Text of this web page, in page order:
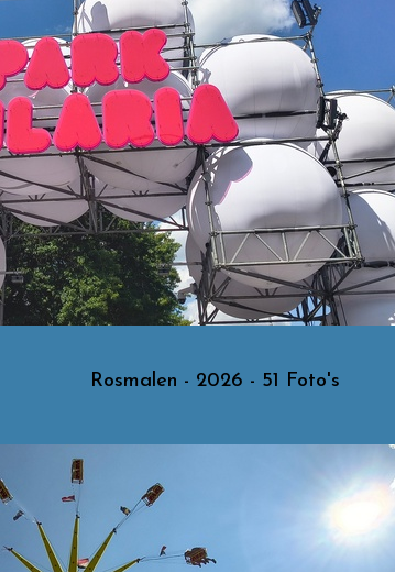
Rosmalen - 2026 - 51 Foto's